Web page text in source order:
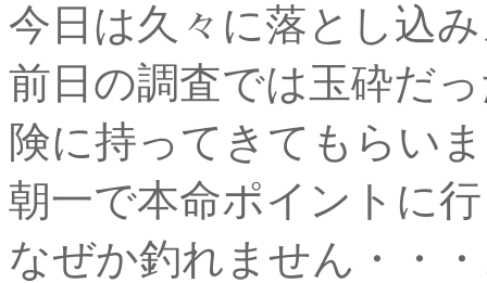
今日は久々に落とし込
前日の調査では玉砕だ
険に持ってきてもらい
朝一で本命ポイントに
なぜか釣れません・・